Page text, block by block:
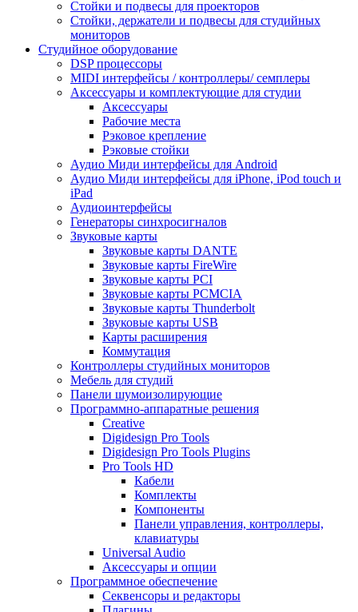
Стойки и подвесы для проекторов
Стойки, держатели и подвесы для студийных
мониторов
Студийное оборудование
DSP процессоры
MIDI интерфейсы / контроллеры/ семплеры
Аксессуары и комплектующие для студии
Аксессуары
Рабочие места
Рэковое крепление
Рэковые стойки
Аудио Миди интерфейсы для Android
Аудио Миди интерфейсы для iPhone, iPod touch и
iPad
Аудиоинтерфейсы
Генераторы синхросигналов
Звуковые карты
Звуковые карты DANTE
Звуковые карты FireWire
Звуковые карты PCI
Звуковые карты PCMCIA
Звуковые карты Thunderbolt
Звуковые карты USB
Карты расширения
Коммутация
Контроллеры студийных мониторов
Мебель для студий
Панели шумоизолирующие
Программно-аппаратные решения
Creative
Digidesign Pro Tools
Digidesign Pro Tools Plugins
Pro Tools HD
Кабели
Комплекты
Компоненты
Панели управления, контроллеры,
клавиатуры
Universal Audio
Аксессуары и опции
Программное обеспечение
Cеквенсоры и редакторы